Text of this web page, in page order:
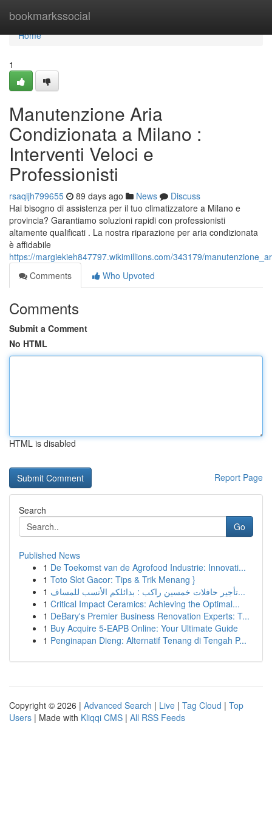
bookmarkssocial
Home
Home
1
Manutenzione Aria
Condizionata a Milano :
Interventi Veloci e
Professionisti
rsaqijh799655 89 days ago News
Discuss
Hai bisogno di assistenza per il tuo climatizzatore a Milano e
provincia? Garantiamo soluzioni rapidi con professionisti
altamente qualificati . La nostra riparazione per aria condizionata
è affidabile
https://margiekieh847797.wikimillions.com/343179/
Comments
Who Upvoted
Comments
Submit a Comment
No HTML
HTML is disabled
Report Page
Search
Go
Published News
1 De Toekomst van de Agrofood Industrie: Innovati...
1 Toto Slot Gacor: Tips & Trik Menang }
1
تأجير حافلات خمسين راكب : بدائلكم الأنسب للمساف...
1 Critical Impact Ceramics: Achieving the Optimal...
1 DeBary's Premier Business Renovation Experts: T...
1 Buy Acquire 5-EAPB Online: Your Ultimate Guide
1 Penginapan Dieng: Alternatif Tenang di Tengah P...
Copyright © 2026 | Advanced Search | Live | Tag Cloud | Top
Users | Made with Kliqqi CMS | All RSS Feeds